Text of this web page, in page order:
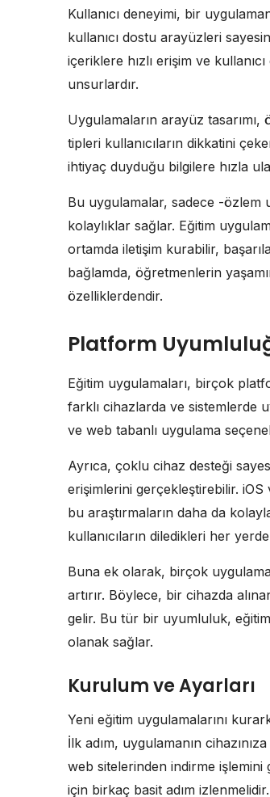
Kullanıcı deneyimi, bir
kullanıcı dostu arayüzleri
içeriklere hızlı erişim ve
unsurlardır.
Uygulamaların arayüz
tipleri kullanıcıların dikkatini
ihtiyaç duyduğu bilgilere hızla
Bu uygulamalar, sadece -özlem
kolaylıklar sağlar. Eğitim
ortamda iletişim kurabilir,
bağlamda, öğretmenlerin
özelliklerdendir.
Platform
Eğitim uygulamaları, birçok
farklı cihazlarda ve sistemlerde
ve web tabanlı uygulama
Ayrıca, çoklu cihaz desteği
erişimlerini gerçekleştirebilir. iOS
bu araştırmaların daha da
kullanıcıların diledikleri her
Buna ek olarak, birçok
artırır. Böylece, bir cihazda
gelir. Bu tür bir uyumluluk,
olanak sağlar.
Kurulum ve Ayarları
Yeni eğitim uygulamalarını
İlk adım, uygulamanın
web sitelerinden indirme
için birkaç basit adım izlenmelidir.